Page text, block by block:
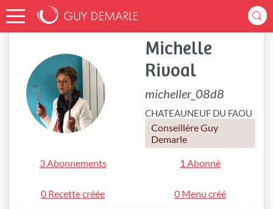
Accueil micheller_08d8
Michelle
Rivoal
micheller_08d8
CHATEAUNEUF DU FAOU
Conseillère Guy
Demarle
3 Abonnements 1 Abonné
0 Recette créée 0 Menu créé